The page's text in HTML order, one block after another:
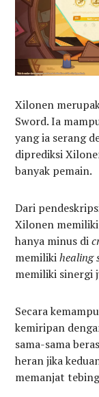
Xilonen
Sword. Ia
yang ia serang
diprediksi
banyak pemain.
Dari
Xilonen
hanya minus di
memilikihealing
memiliki sinergi
Secara
kemiripan
sama-sama
heran jika
memanjat